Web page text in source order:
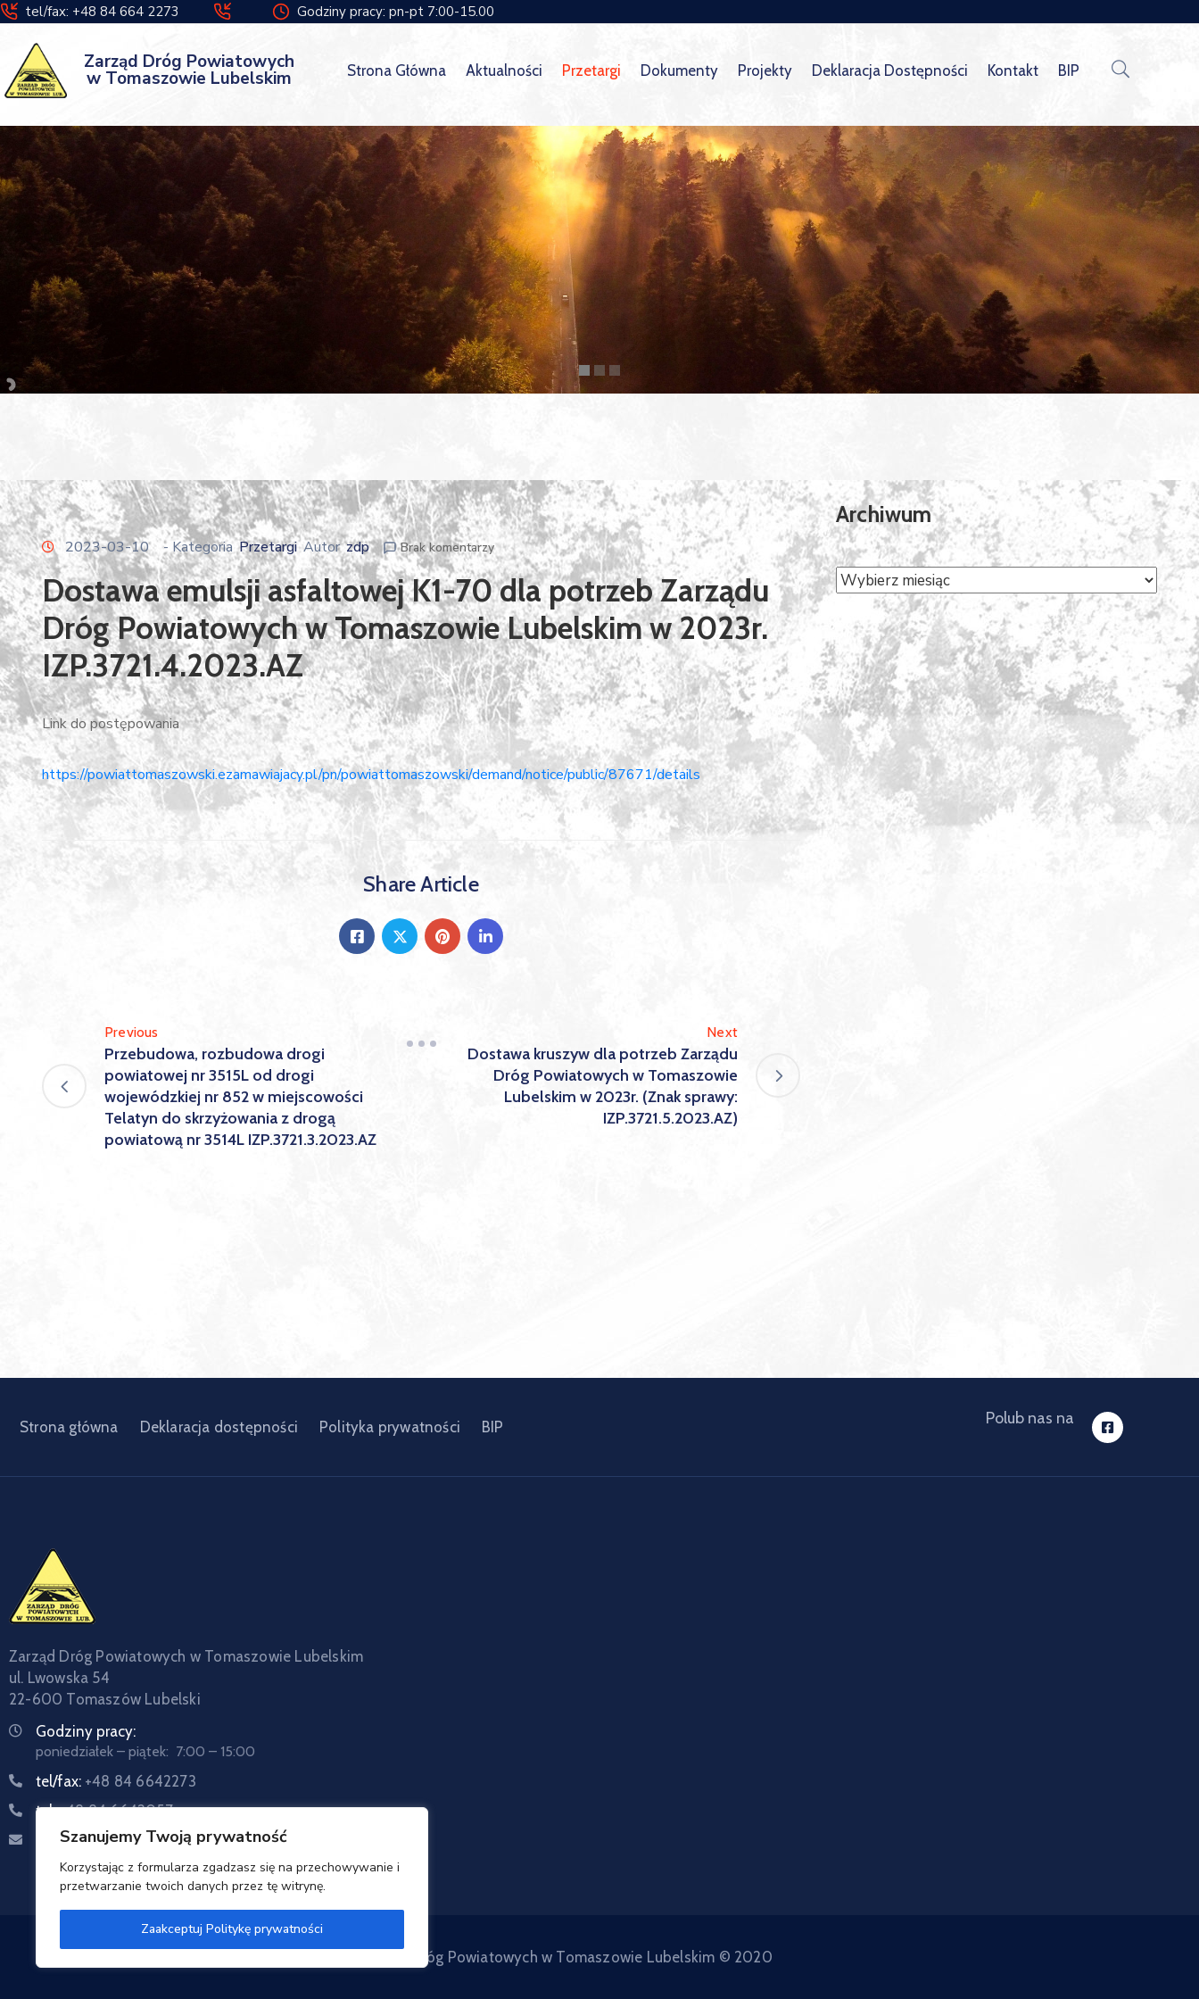
Szanujemy Twoją prywatność
Korzystając z formularza zgadzasz się na przechowywanie i
przetwarzanie twoich danych przez tę witrynę.
Zaakceptuj Politykę prywatności
tel/fax: +48 84 664 2273 Godziny pracy: pn-pt 7:00-15.00
Zarząd Dróg Powiatowych
w Tomaszowie Lubelskim Strona Główna Aktualności Przetargi Dokumenty Projekty Deklaracja Dostępności Kontakt BIP
2023-03-10 - KategoriaPrzetargi Autorzdp Brak komentarzy
Dostawa emulsji asfaltowej K1-70 dla potrzeb Zarządu
Dróg Powiatowych w Tomaszowie Lubelskim w 2023r.
IZP.3721.4.2023.AZ
Link do postępowania
https://powiattomaszowski.ezamawiajacy.pl/pn/powiattomaszowski/demand/notice/public/87671/details
Share Article
Previous
Przebudowa, rozbudowa drogi
powiatowej nr 3515L od drogi
wojewódzkiej nr 852 w miejscowości
Telatyn do skrzyżowania z drogą
powiatową nr 3514L IZP.3721.3.2023.AZ
Next
Dostawa kruszyw dla potrzeb Zarządu
Dróg Powiatowych w Tomaszowie
Lubelskim w 2023r. (Znak sprawy:
IZP.3721.5.2023.AZ)
Archiwum
Strona główna Deklaracja dostępności Polityka prywatności BIP Polub nas na
Zarząd Dróg Powiatowych w Tomaszowie Lubelskim
ul. Lwowska 54
22-600 Tomaszów Lubelski
Godziny pracy:
poniedziałek – piątek: 7:00 – 15:00
tel/fax: +48 84 6642273
tel:+48 84 6642057
Email:sekretariat@zdptomaszow.pl
Zarząd Dróg Powiatowych w Tomaszowie Lubelskim © 2020